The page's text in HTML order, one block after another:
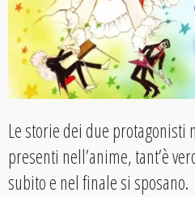
Le storie dei due protagonisti
presenti nell’anime, tant’è
subito e nel finale si sposano.